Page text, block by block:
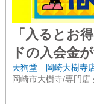
「入るとお
ドの入会金
天狗堂 岡崎大樹寺
岡崎市大樹寺/専門店